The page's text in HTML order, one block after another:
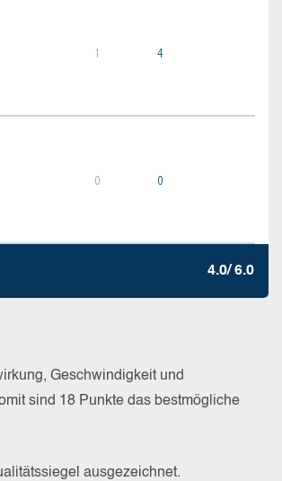
1 4
0 0
4.0/ 6.0
Geschwindigkeit und
sind 18 Punkte das bestmögliche
ausgezeichnet.